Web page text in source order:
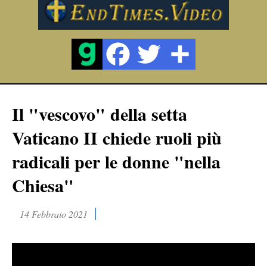
Il "vescovo" della setta
Vaticano II chiede ruoli più
radicali per le donne "nella
Chiesa"
14 Febbraio 2021